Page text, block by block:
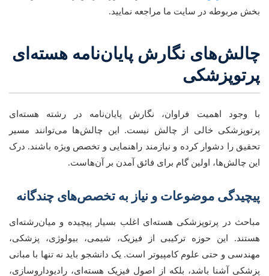
بخش مربوطه در سایت ما مراجعه نمایید.
چالش‌های نگارش پایان‌نامه هسته‌ای
پرتوپزشکی
با وجود اهمیت فراوان، نگارش پایان‌نامه در رشته هسته‌ای
پرتوپزشکی خالی از چالش نیست. این چالش‌ها می‌توانند مسیر
تحقیق را دشوار کرده و نیازمند راهنمایی و تخصص ویژه باشند. درک
این چالش‌ها، اولین گام برای فائق آمدن بر آن‌هاست.
پیچیدگی موضوعات و نیاز به تخصص‌های چندگانه
مباحث در پرتوپزشکی هسته‌ای اغلب بسیار پیچیده و میان‌رشته‌ای
هستند. این حوزه ترکیبی از فیزیک، شیمی، بیولوژی، پزشکی،
مهندسی و حتی علوم کامپیوتر است. یک دانشجو باید نه تنها با مبانی
پزشکی آشنا باشد، بلکه از اصول فیزیک هسته‌ای، رادیوداروسازی،